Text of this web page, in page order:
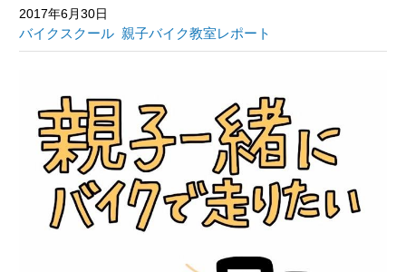
2017年6月30日
バイクスクール 親子バイク教室レポート